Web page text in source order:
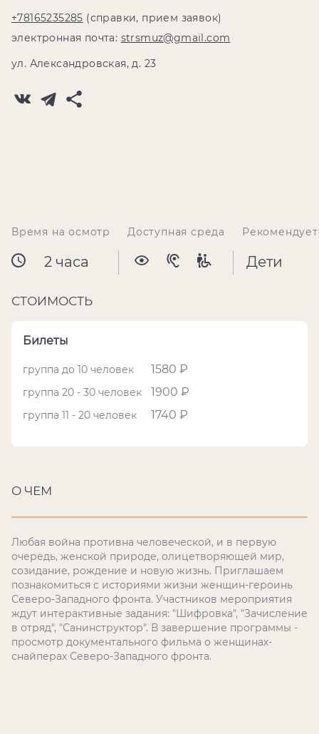
+78165235285 (справки, прием заявок)
электронная почта: strsmuz@gmail.com
ул. Александровская, д. 23
Время на осмотр
2 часа
Доступная среда
Дети
СТОИМОСТЬ
Билеты
группа до 10 человек 1580 ₽
группа 20 - 30 человек 1900 ₽
группа 11 - 20 человек 1740 ₽
О ЧЕМ
Любая война противна человеческой, и в первую
очередь, женской природе, олицетворяющей мир,
созидание, рождение и новую жизнь. Приглашаем
познакомиться с историями жизни женщин-героинь
Северо-Западного фронта. Участников мероприятия
ждут интерактивные задания: "Шифровка", "Зачисление
в отряд", "Санинструктор". В завершение программы -
просмотр документального фильма о женщинах-
снайперах Северо-Западного фронта.